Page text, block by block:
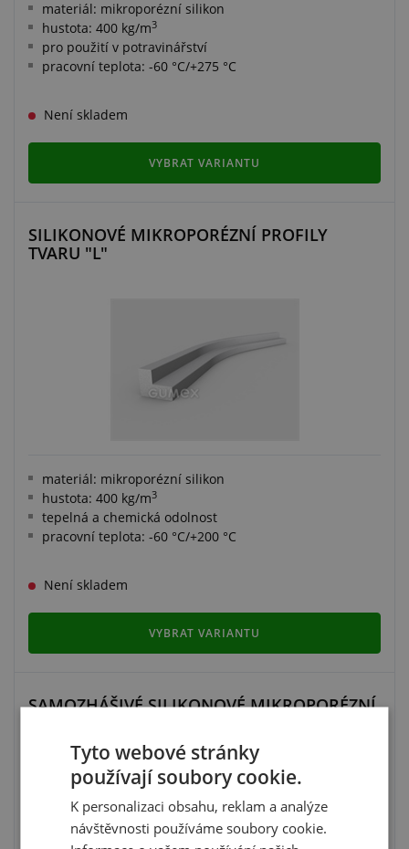
materiál: mikroporézní silikon
hustota: 400 kg/m3
pro použití v potravinářství
pracovní teplota: -60 °C/+275 °C
Není skladem
VYBRAT VARIANTU
SILIKONOVÉ MIKROPORÉZNÍ PROFILY
TVARU "L"
materiál: mikroporézní silikon
hustota: 400 kg/m3
tepelná a chemická odolnost
pracovní teplota: -60 °C/+200 °C
Není skladem
VYBRAT VARIANTU
​SAMOZHÁŠIVÉ SILIKONOVÉ MIKROPORÉZNÍ
Tyto webové stránky
používají soubory cookie.
K personalizaci obsahu, reklam a analýze
návštěvnosti používáme soubory cookie.